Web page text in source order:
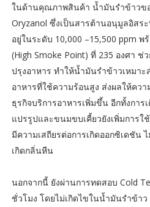
ในด้านคุณภาพสินค้า น้ำมันรำข้าวข
Oryzanol ซึ่งเป็นสารต้านอนุมูลอิสร
อยู่ในระดับ 10,000 –15,500 ppm
(High Smoke Point) ที่ 235 องศา ช่
ปรุงอาหาร ทำให้น้ำมันรำข้าวเหมา
อาหารที่ใช้ความร้อนสูง ส่งผลให้ควา
ธุรกิจบริการอาหารเพิ่มขึ้น อีกทั้งการ
แปรรูปและขนมขบเคี้ยวยังเพิ่มการใ
มีความเสถียรต่อการเกิดออกซิเดชัน
เกิดกลิ่นหืน
นอกจากนี้ ยังผ่านการทดสอบ Cold
ชั่วโมง โดยไม่เกิดไขในน้ำมันรำข้า